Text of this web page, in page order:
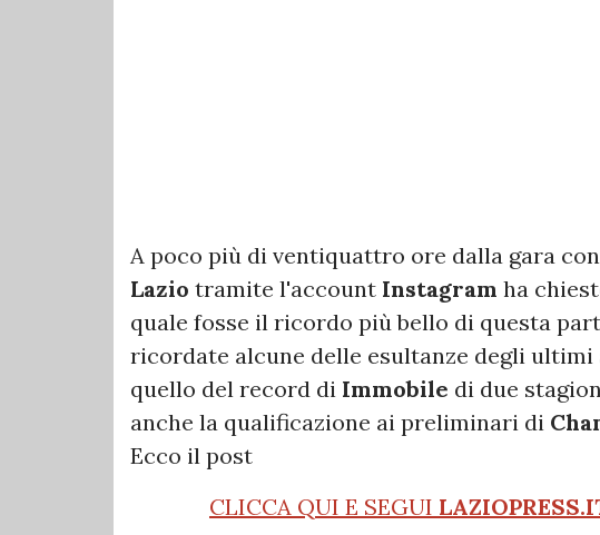
A poco più di ventiquattro ore dalla gara
Lazio tramite l'account Instagram ha
quale fosse il ricordo più bello di questa
ricordate alcune delle esultanze degli
quello del record di Immobile di due
anche la qualificazione ai preliminari di
Ecco il post
CLICCA QUI E SEGUI